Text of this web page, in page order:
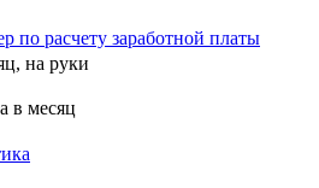
по расчету заработной платы
на руки
в месяц